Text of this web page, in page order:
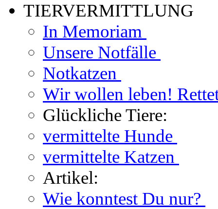
TIERVERMITTLUNG
In Memoriam
Unsere Notfälle
Notkatzen
Wir wollen leben!
Glückliche Tiere:
vermittelte Hunde
vermittelte Katzen
Artikel:
Wie konntest Du nur?